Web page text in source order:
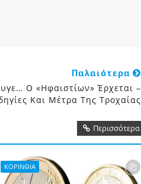
Παλαιότερα
Ο «Ηφαιστίων» Έρχεται –
Και Μέτρα Της Τροχαίας
Περισσότερα
ΚΟΡΙΝΘΙΑ